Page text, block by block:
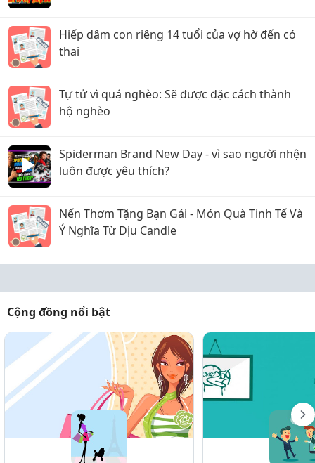
Hiếp dâm con riêng 14 tuổi của vợ hờ đến có
thai
Tự tử vì quá nghèo: Sẽ được đặc cách thành
hộ nghèo
Spiderman Brand New Day - vì sao người nhện
luôn được yêu thích?
Nến Thơm Tặng Bạn Gái - Món Quà Tinh Tế Và
Ý Nghĩa Từ Dịu Candle
Cộng đồng nổi bật